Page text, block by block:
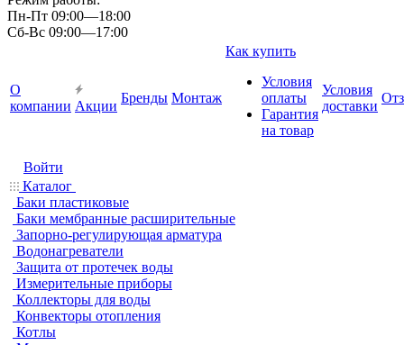
Пн-Пт 09:00—18:00
Сб-Вс 09:00—17:00
О
компании Акции
Бренды Монтаж
Как купить
Условия
оплаты
Гарантия
на товар
Условия
доставки
Войти
Каталог
Баки пластиковые
Баки мембранные расширительные
Запорно-регулирующая арматура
Водонагреватели
Защита от протечек воды
Измерительные приборы
Коллекторы для воды
Конвекторы отопления
Котлы